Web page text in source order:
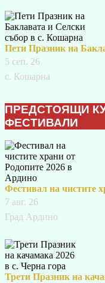
Пети Празник на
5 сеп. 26
с. Кошарна
ПРЕДСТОЯЩИ
ФЕСТИВАЛИ
Фестивал на чистите
7 авг. 26
Град Ардино
Трети Празник на